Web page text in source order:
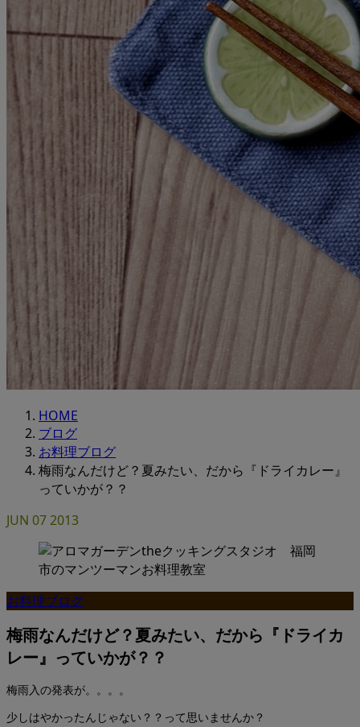
HOME
ブログ
お料理ブログ
梅雨なんだけど？夏みたい、だから『ドライカレー』
っていかが？？
JUN 072013
お料理ブログ
梅雨なんだけど？夏みたい、だから『ドライカ
レー』っていかが？？
梅雨入の発表が。。。。
少しはやかったんじゃない？？って思いませんか？